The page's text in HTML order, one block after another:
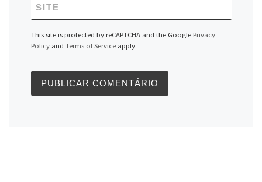
SITE
This site is protected by reCAPTCHA and the Google Privacy
Policyand Terms of Serviceapply.